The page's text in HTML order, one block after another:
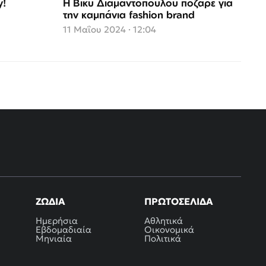
Η Βίκυ Διαμαντοπούλου πόζαρε για
την καμπάνια fashion brand
11 Μαΐου 2024 · 12:04
ΖΏΔΙΑ
Ημερήσια
Εβδομαδιαία
Μηνιαία
ΠΡΩΤΟΣΈΛΙΔΑ
Αθλητικά
Οικονομικά
Πολιτικά